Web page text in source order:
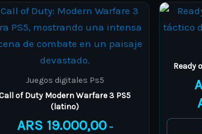
Juegos digitales Ps5
of Duty Modern Warfare 3 PS5
(latino)
ARS 19.000,00 –
Price
ARS 19.000,00
through
ARS 30.000,00
This
product
has
multiple
variants.
The
options
may
Ready